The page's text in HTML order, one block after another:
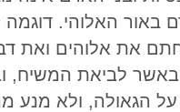
באור האלוהי.
את אלוהים ואת
לביאת המשיח,
הגאולה, ולא מנע